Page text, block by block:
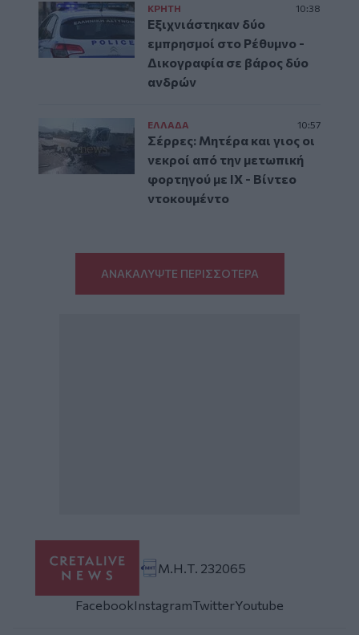
ΚΡΗΤΗ 10:38
Εξιχνιάστηκαν δύο
εμπρησμοί στο Ρέθυμνο -
Δικογραφία σε βάρος δύο
ανδρών
ΕΛΛAΔΑ 10:57
Σέρρες: Μητέρα και γιος οι
νεκροί από την μετωπική
φορτηγού με ΙΧ - Βίντεο
ντοκουμέντο
ΑΝΑΚΑΛΥΨΤΕ ΠΕΡΙΣΣΟΤΕΡΑ
Μ.Η.Τ. 232065
FacebookInstagramTwitterYoutube